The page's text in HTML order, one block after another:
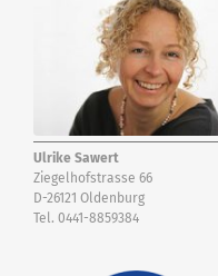
Ulrike Sawert
Ziegelhofstrasse 66
D-26121 Oldenburg
Tel. 0441-8859384